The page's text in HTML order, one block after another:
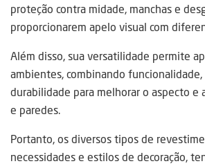
proteção contra midade, manchas e
proporcionarem apelo visual com
Além disso, sua versatilidade permite
ambientes, combinando
durabilidade para melhorar o aspecto e
e paredes.
Portanto, os diversos tipos de
necessidades e estilos de decoração,